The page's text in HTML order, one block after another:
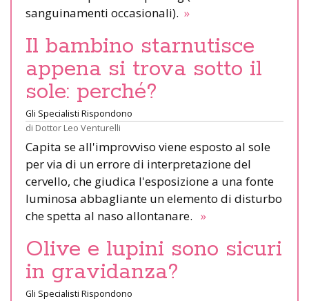
sanguinamenti occasionali). »
Il bambino starnutisce
appena si trova sotto il
sole: perché?
Gli Specialisti Rispondono
di Dottor Leo Venturelli
Capita se all'improvviso viene esposto al sole
per via di un errore di interpretazione del
cervello, che giudica l'esposizione a una fonte
luminosa abbagliante un elemento di disturbo
che spetta al naso allontanare. »
Olive e lupini sono sicuri
in gravidanza?
Gli Specialisti Rispondono